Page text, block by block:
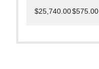
$25,740.00$575.00